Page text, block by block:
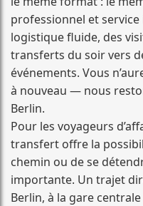
professionnel et
logistique fluide, des
transferts du soir vers
événements. Vous
à nouveau — nous
Berlin.
Pour les voyageurs
transfert offre la
chemin ou de se
importante. Un trajet
Berlin, à la gare